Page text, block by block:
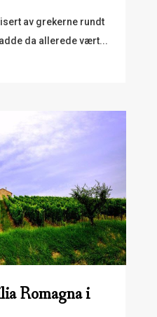
av grekerne rundt
da allerede vært...
Romagna i